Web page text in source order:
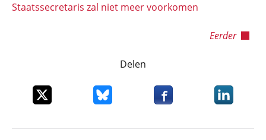
Staatssecretaris zal niet meer voorkomen
Eerder
Delen
Deel dit item op XDeel dit item op Bluesky
Deel dit item opDeel dit